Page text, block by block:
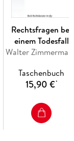
Rechtsfragen bei
einem Todesfall
Walter
Taschenbuch
15,90 €*